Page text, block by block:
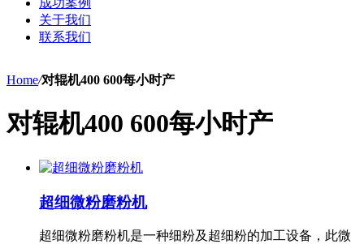
成功案例
关于我们
联系我们
Home/对辊机400 600每小时产
对辊机400 600每小时产
超细微粉磨粉机
超细微粉磨粉机是一种细粉及超细粉的加工设备，此微